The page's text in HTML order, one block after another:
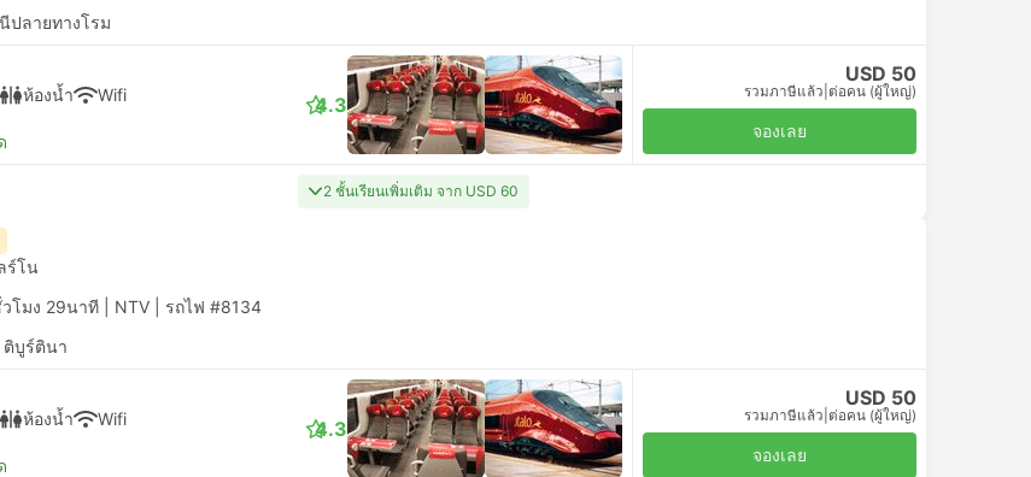
ปลายทางโรม
ห้องน้ำ Wifi 4.3
USD 50
รวมภาษีแล้ว ต่อคน (ผู้ใหญ่)
จองเลย
2 ชั้นเรียนเพิ่มเติม จาก USD 60
ร์โน
โมง 29นาที | NTV รถไฟ #8134
ติบูร์ตินา
ห้องน้ำ Wifi 4.3
USD 50
รวมภาษีแล้ว ต่อคน (ผู้ใหญ่)
จองเลย